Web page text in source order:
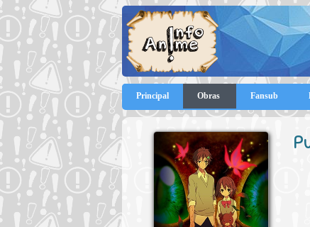
Principal Obras Fansub